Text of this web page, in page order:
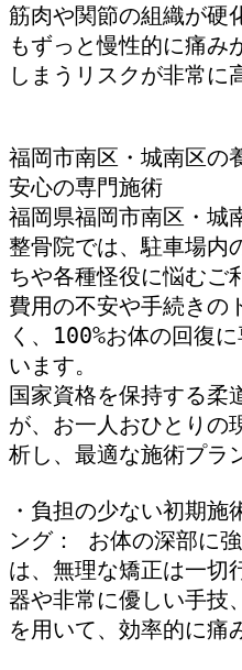
筋肉や関節の組織が硬
もずっと慢性的に痛み
しまうリスクが非常に
福岡市南区・城南区の
安心の専門施術
福岡県福岡市南区・城
整骨院では、駐車場内
ちや各種怪役に悩むご
費用の不安や手続きの
く、100%お体の回復
います。
国家資格を保持する柔
が、お一人おひとりの
析し、最適な施術プラ
・負担の少ない初期施
ング： お体の深部に
は、無理な矯正は一切
器や非常に優しい手技
を用いて、効率的に痛